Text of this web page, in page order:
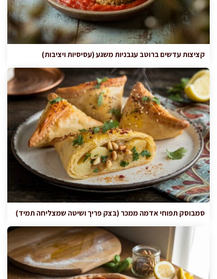
קציצות עדשים ברוטב עגבניות משגע (עסיסיות ויציבות)
סמבוסק תפוחי אדמה ממכר (בצק פריך ושיטה שמצליחה תמיד)